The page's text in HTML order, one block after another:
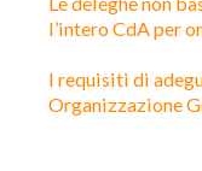
l’intero CdA per
I requisiti di
Organizzazione